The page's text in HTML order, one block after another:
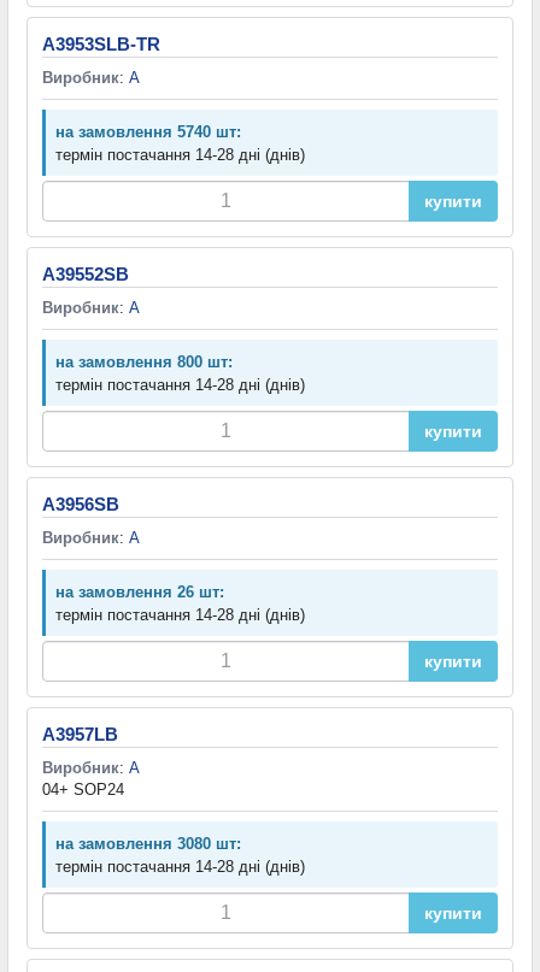
A3953SLB-TR
Виробник: A
на замовлення 5740 шт:
термін постачання 14-28 дні (днів)
купити
A39552SB
Виробник: A
на замовлення 800 шт:
термін постачання 14-28 дні (днів)
купити
A3956SB
Виробник: A
на замовлення 26 шт:
термін постачання 14-28 дні (днів)
купити
A3957LB
Виробник: A
04+ SOP24
на замовлення 3080 шт:
термін постачання 14-28 дні (днів)
купити